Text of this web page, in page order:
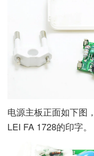
电源主板正面如下图
LEI FA 1728的印字。